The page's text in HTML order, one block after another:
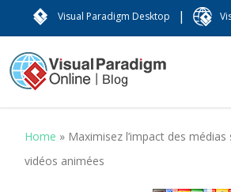
Visual Paradigm Desktop |
Home » Maximisez l’impact des
vidéos animées